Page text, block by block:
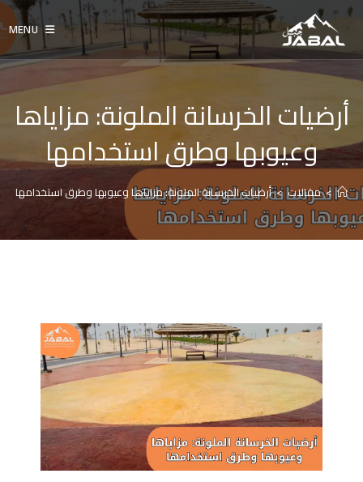
Skip
content
MENU
أرضيات الخرسانة الملونة: مزاياها
وعيوبها وطرق استخدامها
> مقالات > أرضيات الخرسانة الملونة: مزاياها وعيوبها وطرق استخدامها